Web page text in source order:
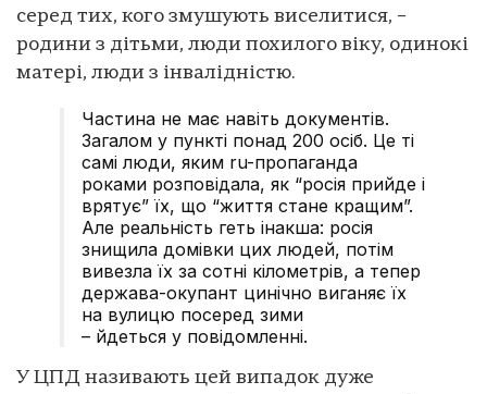
серед тих, кого змушують виселитися, –
родини з дітьми, люди похилого віку, одинокі
матері, люди з інвалідністю.
Частина не має навіть документів.
Загалом у пункті понад 200 осіб. Це ті
самі люди, яким ru-пропаганда
роками розповідала, як “росія прийде і
врятує” їх, що “життя стане кращим”.
Але реальність геть інакша: росія
знищила домівки цих людей, потім
вивезла їх за сотні кілометрів, а тепер
держава-окупант цинічно виганяє їх
на вулицю посеред зими
– йдеться у повідомленні.
У ЦПД називають цей випадок дуже